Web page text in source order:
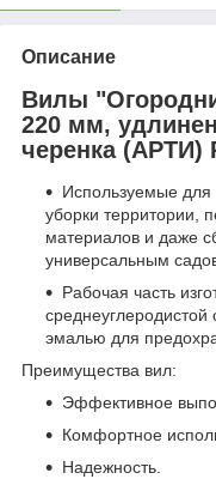
Описание
Вилы
220 мм,
черенка (АРТИ)
Используемые для
уборки территории,
материалов и даже
универсальным
Рабочая часть
эмалью для
Преимущества вил:
Эффективное
Комфортное
Надежность.